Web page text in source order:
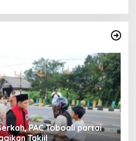
PAC Toboali partai
Takjil